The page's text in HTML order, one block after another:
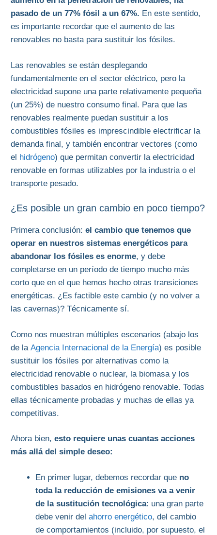
pasado de un 77% fósil a un 67%. En este sentido,
es importante recordar que el aumento de las
renovables no basta para sustituir los fósiles.
Las renovables se están desplegando
fundamentalmente en el sector eléctrico, pero la
electricidad supone una parte relativamente pequeña
(un 25%) de nuestro consumo final. Para que las
renovables realmente puedan sustituir a los
combustibles fósiles es imprescindible electrificar la
demanda final, y también encontrar vectores (como
el hidrógeno) que permitan convertir la electricidad
renovable en formas utilizables por la industria o el
transporte pesado.
¿Es posible un gran cambio en poco tiempo?
Primera conclusión:el cambio que tenemos que
operar en nuestros sistemas energéticos para
abandonar los fósiles es enorme, y debe
completarse en un período de tiempo mucho más
corto que en el que hemos hecho otras transiciones
energéticas. ¿Es factible este cambio (y no volver a
las cavernas)? Técnicamente sí.
Como nos muestran múltiples escenarios (abajo los
de laAgencia Internacional de la Energía) es posible
sustituir los fósiles por alternativas como la
electricidad renovable o nuclear, la biomasa y los
combustibles basados en hidrógeno renovable. Todas
ellas técnicamente probadas y muchas de ellas ya
competitivas.
Ahora bien, esto requiere unas cuantas acciones
más allá del simple deseo:
En primer lugar, debemos recordar que no
toda la reducción de emisiones va a venir
de la sustitución tecnológica: una gran parte
debe venir delahorro energético, del cambio
de comportamientos (incluido, por supuesto, el